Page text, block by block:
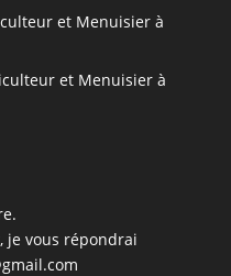
et Menuisier à
et Menuisier à
je vous répondrai